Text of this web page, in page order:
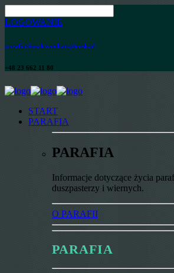
LOGOWANIE
parafia@maksymilian.plonsk.pl
+48 23 662 11 80
START
PARAFIA
PARAFIA
Informacje dotyczące życia
duszpasterzy i wiernych.
O PARAFII
PARAFIA